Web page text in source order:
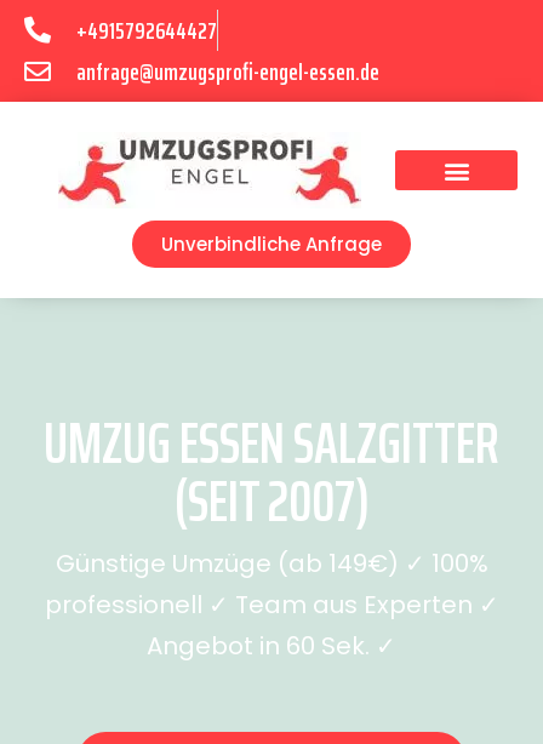
+4915792644427
anfrage@umzugsprofi-engel-essen.de
Unverbindliche Anfrage
UMZUG ESSEN SALZGITTER
(SEIT 2007)
Günstige Umzüge (ab 149€) ✓ 100%
professionell ✓ Team aus Experten ✓
Angebot in 60 Sek. ✓